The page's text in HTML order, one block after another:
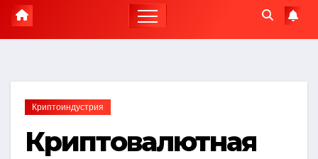
Криптоиндустрия
Криптовалютная